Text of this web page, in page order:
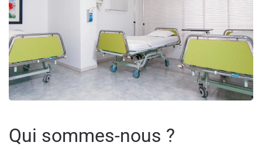
Qui sommes-nous ?